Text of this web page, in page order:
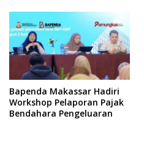
Bapenda Makassar Hadiri
Workshop Pelaporan Pajak
Bendahara Pengeluaran